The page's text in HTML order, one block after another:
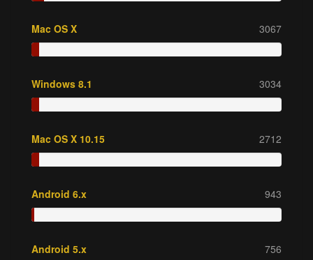
Mac OS X 3067
Windows 8.1 3034
Mac OS X 10.15 2712
Android 6.x 943
Android 5.x 756